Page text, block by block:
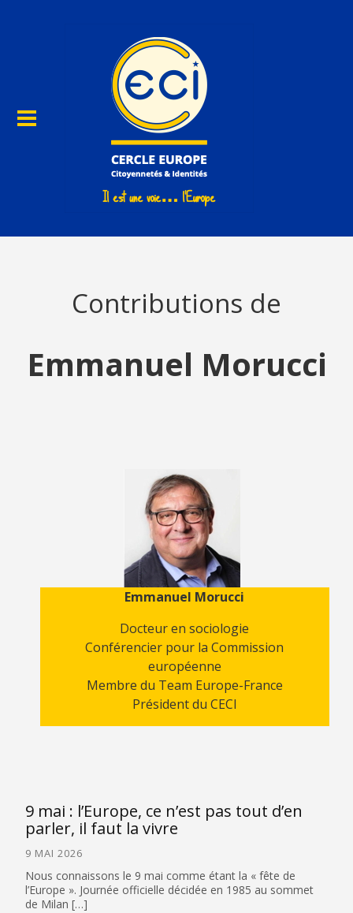
Contributions de
Emmanuel Morucci
Emmanuel Morucci
Docteur en sociologie
Conférencier pour la Commission
européenne
Membre du Team Europe-France
Président du CECI
9 mai : l’Europe, ce n’est pas tout d’en
parler, il faut la vivre
9 MAI 2026
Nous connaissons le 9 mai comme étant la « fête de
l’Europe ». Journée officielle décidée en 1985 au sommet
de Milan […]